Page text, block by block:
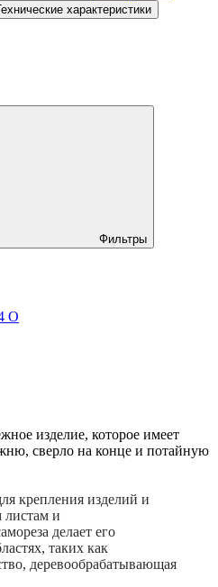
характеристики
Фильтры
O
изделие, которое имеет
сверло на конце и потайную
ля крепления изделий и
листам и
делает его
таких как
деревообрабатывающая